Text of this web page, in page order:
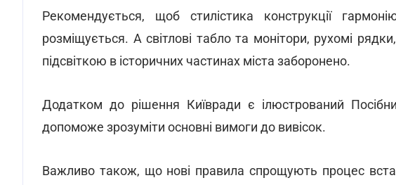
Рекомендується, щоб стилістика конструкції
розміщується. А світлові табло та монітори, рухомі
підсвіткою в історичних частинах міста заборонено.
Додатком до рішення Київради є ілюстрований
допоможе зрозуміти основні вимоги до вивісок.
Важливо також, що нові правила спрощують процес